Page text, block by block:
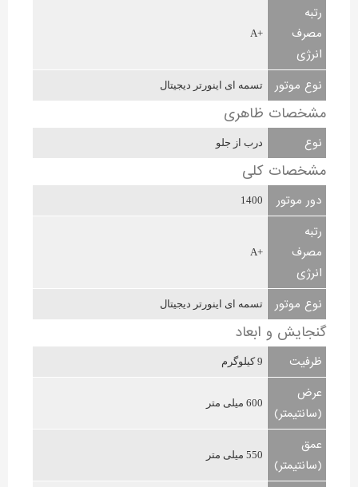
رتبه
مصرف
انرژی
+A
نوع موتور تسمه ای اینورتر دیجیتال
مشخصات ظاهری
نوع درب از جلو
مشخصات کلی
دور موتور 1400
رتبه
مصرف
انرژی
+A
نوع موتور تسمه ای اینورتر دیجیتال
گنجایش و ابعاد
ظرفیت 9 کیلوگرم
عرض
(سانتیمتر)
600 میلی متر
عمق
(سانتیمتر)
550 میلی متر